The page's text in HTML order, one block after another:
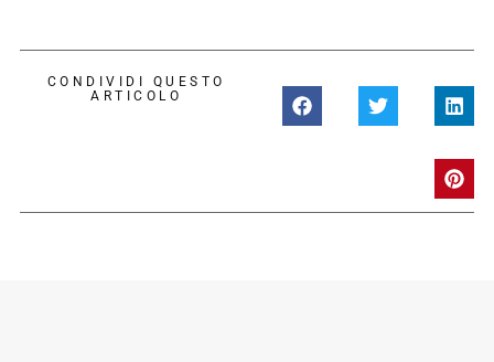
CONDIVIDI QUESTO
ARTICOLO